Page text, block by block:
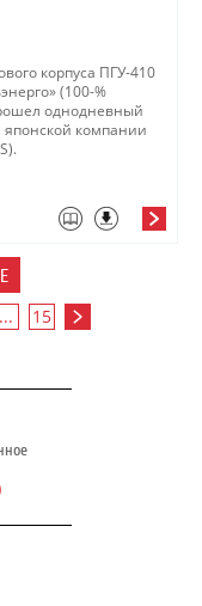
корпуса ПГУ-410
(100-%
однодневный
японской компании
... 15